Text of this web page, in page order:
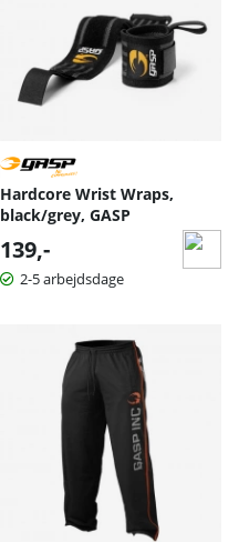
Hardcore Wrist Wraps,
black/grey, GASP
139,-
2-5 arbejdsdage